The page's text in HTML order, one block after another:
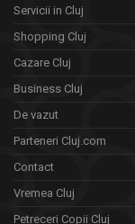
Servicii in Cluj
Shopping Cluj
Cazare Cluj
Business Cluj
De vazut
Parteneri Cluj.com
Contact
Vremea Cluj
Petreceri Copii Cluj